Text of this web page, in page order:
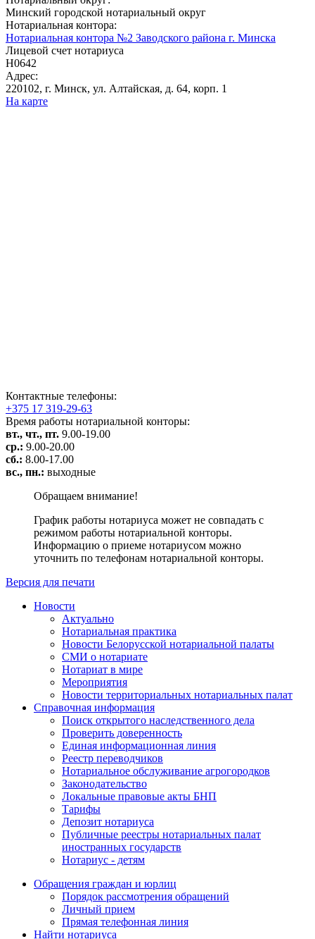
Минский городской нотариальный округ
Нотариальная контора:
Нотариальная контора №2 Заводского района г. Минска
Лицевой счет нотариуса
Н0642
Адрес:
220102, г. Минск, ул. Алтайская, д. 64, корп. 1
На карте
Контактные телефоны:
+375 17 319-29-63
Время работы нотариальной конторы:
вт., чт., пт. 9.00-19.00
ср.: 9.00-20.00
сб.: 8.00-17.00
вс., пн.: выходные
Обращаем внимание!
График работы нотариуса может не совпадать с
режимом работы нотариальной конторы.
Информацию о приеме нотариусом можно
уточнить по телефонам нотариальной конторы.
Версия для печати
Новости
Актуально
Нотариальная практика
Новости Белорусской нотариальной палаты
СМИ о нотариате
Нотариат в мире
Мероприятия
Новости территориальных нотариальных палат
Справочная информация
Поиск открытого наследственного дела
Проверить доверенность
Единая информационная линия
Реестр переводчиков
Нотариальное обслуживание агрогородков
Законодательство
Локальные правовые акты БНП
Тарифы
Депозит нотариуса
Публичные реестры нотариальных палат
иностранных государств
Нотариус - детям
Обращения граждан и юрлиц
Порядок рассмотрения обращений
Личный прием
Прямая телефонная линия
Найти нотариуса